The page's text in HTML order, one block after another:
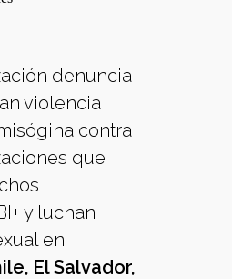
denuncia
violencia
contra
que
y luchan
en
El Salvador,